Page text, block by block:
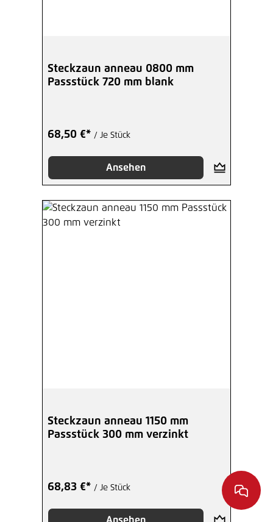
Steckzaun anneau 0800 mm
Passstück 720 mm blank
68,50 €* / Je Stück
Ansehen
Steckzaun anneau 1150 mm
Passstück 300 mm verzinkt
68,83 €* / Je Stück